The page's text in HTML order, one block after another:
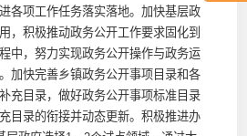
各项工作任务落实落地。加快基层政
，积极推动政务公开工作要求固化到
中，努力实现政务公开操作与政务运
加快完善乡镇政务公开事项目录和各
充目录，做好政务公开事项标准目录
目录的衔接并动态更新。积极推进办